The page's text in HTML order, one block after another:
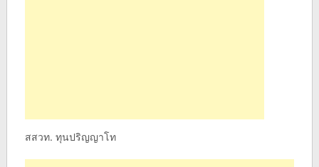
สสวท. ทุนปริญญาโท